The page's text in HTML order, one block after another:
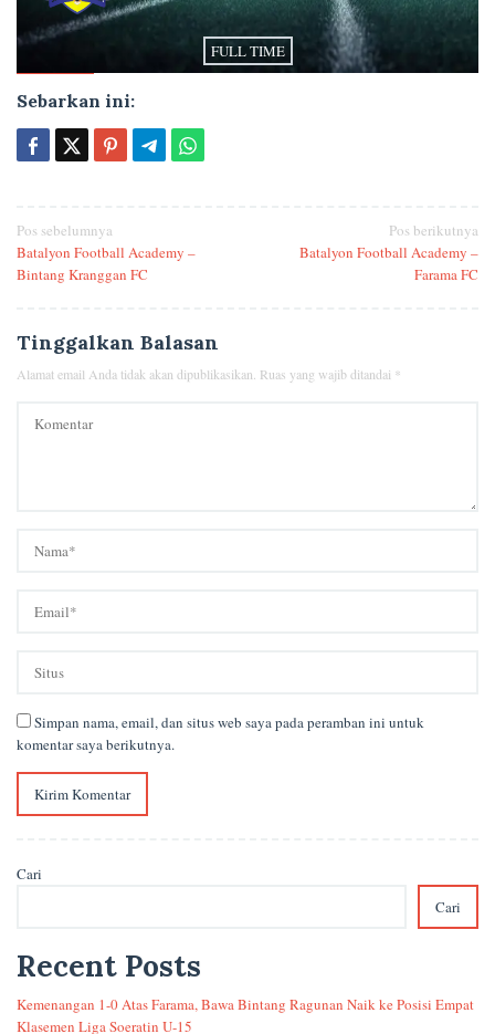
FULL TIME
Sebarkan ini:
Navigasi
pos
Pos sebelumnya
Batalyon Football Academy –
Bintang Kranggan FC
Pos berikutnya
Batalyon Football Academy –
Farama FC
Tinggalkan Balasan
Alamat email Anda tidak akan dipublikasikan. Ruas yang wajib ditandai *
Simpan nama, email, dan situs web saya pada peramban ini untuk
komentar saya berikutnya.
Cari
Cari
Recent Posts
Kemenangan 1-0 Atas Farama, Bawa Bintang Ragunan Naik ke Posisi Empat
Klasemen Liga Soeratin U-15